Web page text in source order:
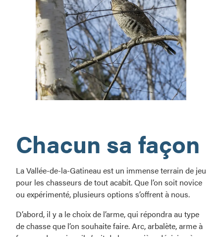
aux
sensations
Chacun sa façon
La Vallée-de-la-Gatineau est un immense terrain de jeu
pour les chasseurs de tout acabit. Que l’on soit novice
ou expérimenté, plusieurs options s’offrent à nous.
D’abord, il y a le choix de l’arme, qui répondra au type
de chasse que l’on souhaite faire. Arc, arbalète, arme à